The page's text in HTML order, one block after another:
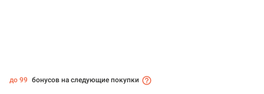
до 99 бонусов на следующие покупки